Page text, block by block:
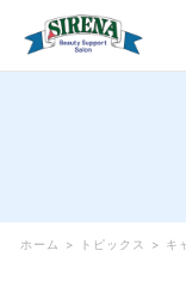
ホーム > トピックス > キ